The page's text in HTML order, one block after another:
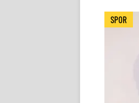
SPOR